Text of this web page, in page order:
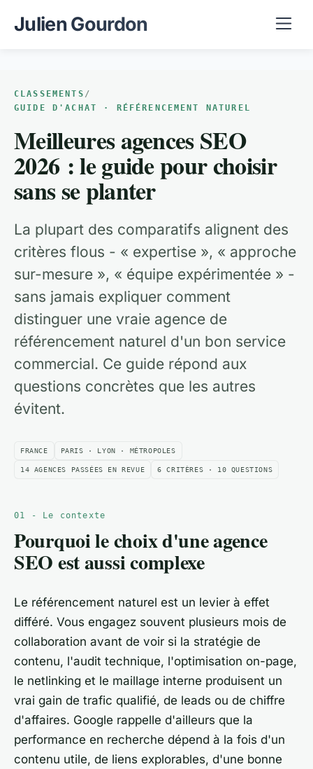
Julien Gourdon
CLASSEMENTS /
GUIDE D'ACHAT · RÉFÉRENCEMENT NATUREL
Meilleures agences SEO
2026 : le guide pour choisir
sans se planter
La plupart des comparatifs alignent des
critères flous - « expertise », « approche
sur-mesure », « équipe expérimentée » -
sans jamais expliquer comment
distinguer une vraie agence de
référencement naturel d'un bon service
commercial. Ce guide répond aux
questions concrètes que les autres
évitent.
FRANCE PARIS · LYON · MÉTROPOLES
14 AGENCES PASSÉES EN REVUE 6 CRITÈRES · 10 QUESTIONS
01 - Le contexte
Pourquoi le choix d'une agence
SEO est aussi complexe
Le référencement naturel est un levier à effet
différé. Vous engagez souvent plusieurs mois de
collaboration avant de voir si la stratégie de
contenu, l'audit technique, l'optimisation on-page,
le netlinking et le maillage interne produisent un
vrai gain de trafic qualifié, de leads ou de chiffre
d'affaires. Google rappelle d'ailleurs que la
performance en recherche dépend à la fois d'un
contenu utile, de liens explorables, d'une bonne